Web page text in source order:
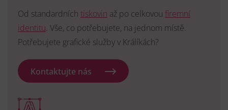
Od standardních tiskovin až po celkovou firemní
identitu. Vše, co potřebujete, na jednom místě.
Potřebujete grafické služby v Králíkách?
Kontaktujte nás